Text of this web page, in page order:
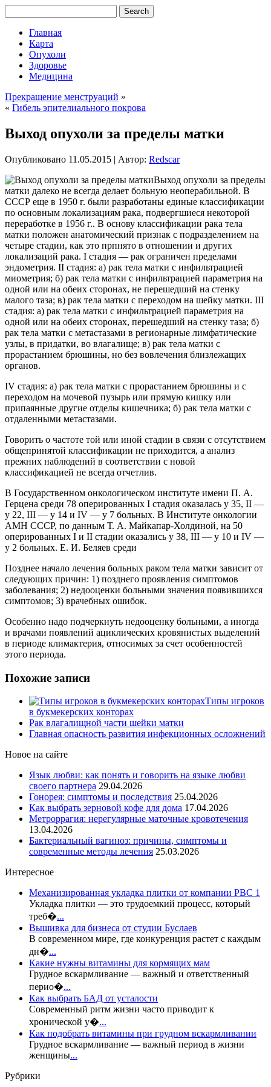
Главная
Карта
Опухоли
Здоровье
Медицина
Прекращение менструаций »
« Гибель эпителиального покрова
Выход опухоли за пределы матки
Опубликовано 11.05.2015 | Автор: Redscar
Выход опухоли за пределы
матки далеко не всегда делает больную неоперабильной. В
СССР еще в 1950 г. были разработаны единые классификации
по основным локализациям рака, подвергшиеся некоторой
переработке в 1956 г.. В основу классификации рака тела
матки положен анатомический признак с подразделением на
четыре стадии, как это прпнято в отношении и других
локализаций рака. I стадия — рак ограничен пределами
эндометрия. II стадия: а) рак тела матки с инфильтрацией
миометрия; б) рак тела матки с инфильтрацией параметрия на
одной или на обеих сторонах, не перешедший на стенку
малого таза; в) рак тела матки с переходом на шейку матки. III
стадия: а) рак тела матки с инфильтрацией параметрия на
одной или на обеих сторонах, перешедший на стенку таза; б)
рак тела матки с метастазами в регионарные лимфатические
узлы, в придатки, во влагалище; в) рак тела матки с
прорастанием брюшины, но без вовлечения близлежащих
органов.
IV стадия: а) рак тела матки с прорастанием брюшины и с
переходом на мочевой пузырь или прямую кишку или
припаянные другие отделы кишечника; б) рак тела матки с
отдаленными метастазами.
Говорить о частоте той или иной стадии в связи с отсутствием
общепринятой классификации не приходится, а анализ
прежних наблюдений в соответствии с новой
классификацией не всегда отчетлив.
В Государственном онкологическом институте имени П. А.
Герцена среди 78 оперированных I стадия оказалась у 35, II —
у 22, III — у 14 и IV — у 7 больных. В Институте онкологии
АМН СССР, по данным Т. А. Майкапар-Холдиной, на 50
оперированных I и II стадии оказались у 38, III — у 10 и IV —
у 2 больных. Е. И. Беляев среди
Позднее начало лечения больных раком тела матки зависит от
следующих причин: 1) позднего проявления симптомов
заболевания; 2) недооценки больными значения появившихся
симптомов; 3) врачебных ошибок.
Особенно надо подчеркнуть недооценку больными, а иногда
и врачами появлений ациклических кровянистых выделений
в периоде климактерия, относимых за счет особенностей
этого периода.
Похожие записи
Типы игроков
в букмекерских конторах
Рак влагалищной части шейки матки
Главная опасность развития инфекционных осложнений
Новое на сайте
Язык любви: как понять и говорить на языке любви
своего партнера 29.04.2026
Гонорея: симптомы и последствия 25.04.2026
Как выбрать зерновой кофе для дома 17.04.2026
Метроррагия: нерегулярные маточные кровотечения
13.04.2026
Бактериальный вагиноз: причины, симптомы и
современные методы лечения 25.03.2026
Интересное
Механизированная укладка плитки от компании РВС 1
Укладка плитки — это трудоемкий процесс, который
треб�...
Вышивка для бизнеса от студии Буслаев
В современном мире, где конкуренция растет с каждым
дн�...
Какие нужны витамины для кормящих мам
Грудное вскармливание — важный и ответственный
перио�...
Как выбрать БАД от усталости
Современный ритм жизни часто приводит к
хронической у�...
Как подобрать витамины при грудном вскармливании
Грудное вскармливание — важный период в жизни
женщины...
Рубрики